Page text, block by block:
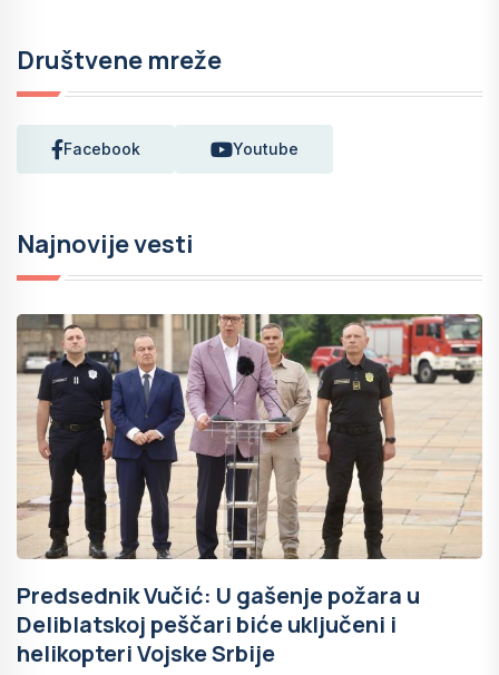
Društvene mreže
Facebook Youtube
Najnovije vesti
Predsednik Vučić: U gašenje požara u
Deliblatskoj peščari biće uključeni i
helikopteri Vojske Srbije